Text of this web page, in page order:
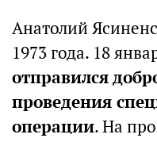
Анатолий
1973 года. 18
отправился
проведения
операции. На